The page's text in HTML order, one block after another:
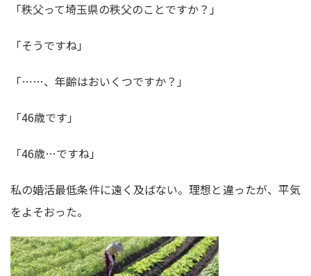
「秩父って埼玉県の秩父のことですか？」
「そうですね」
「……、年齢はおいくつですか？」
「46歳です」
「46歳…ですね」
私の婚活最低条件に遠く及ばない。理想と違ったが、平気
をよそおった。